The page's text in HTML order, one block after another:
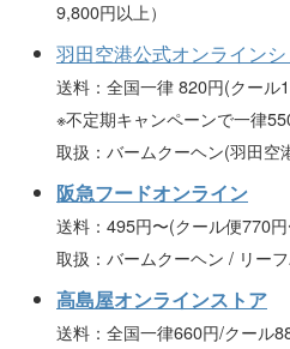
9,800円以上）
羽田空港公式オンライン
送料：全国一律 820円(クール
※不定期キャンペーンで一律
取扱：バームクーヘン(羽田空
阪急フードオンライン
送料：495円〜(クール便770
取扱：バームクーヘン / リー
高島屋オンラインストア
送料：全国一律660円/クール